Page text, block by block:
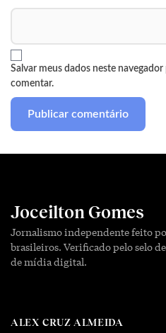
Salvar meus dados neste
comentar.
Joceilton Gomes
Jornalismo independente feito
brasileiros. Verificado pelo selo
de mídia digital.
ALEX CRUZ ALMEIDA